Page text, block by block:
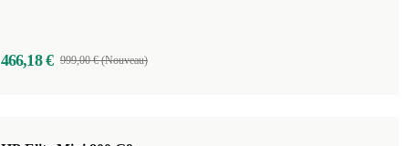
466,18 € 999,00 € (Nouveau)